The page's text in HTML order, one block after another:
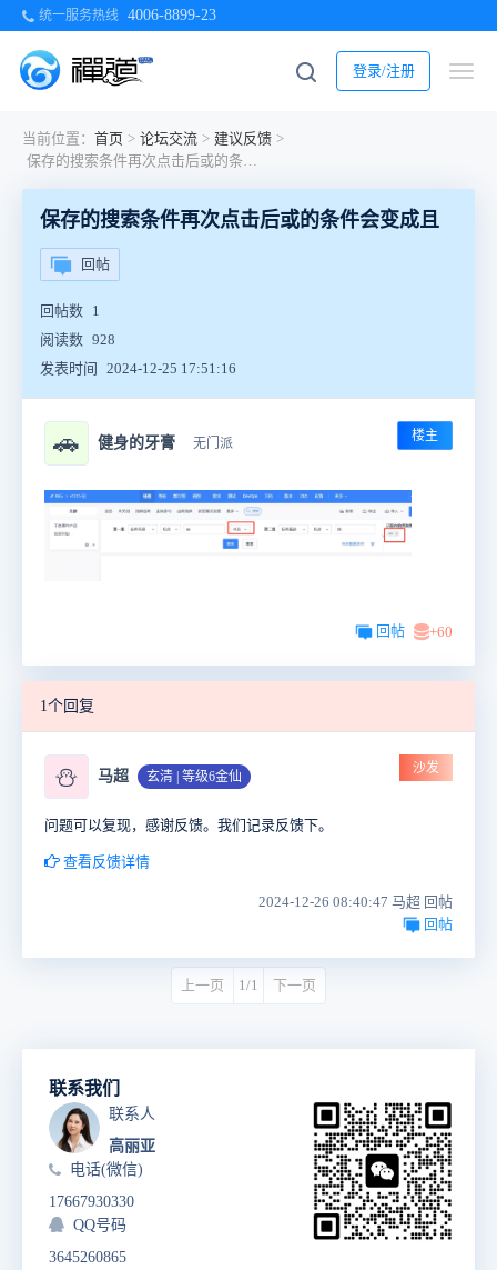
统一服务热线 4006-8899-23
登录/注册
当前位置： 首页 > 论坛交流 > 建议反馈 >
保存的搜索条件再次点击后或的条件会变成且
保存的搜索条件再次点击后或的条件会变成且
回帖
回帖数 1
阅读数 928
发表时间
2024-12-25 17:51:16
🚗 健身的牙膏 无门派 楼主
回帖 +60
1个回复
⛄ 马超 玄清 | 等级6金仙
沙发
问题可以复现，感谢反馈。我们记录反馈下。
查看反馈详情
2024-12-26 08:40:47 马超 回帖
回帖
上一页 1/1 下一页
联系我们
联系人
高丽亚
电话(微信)
17667930330
QQ号码
3645260865